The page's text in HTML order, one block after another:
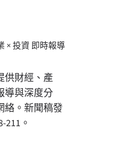
× 投資 即時報導
供財經、產
導與深度分
絡。新聞稿發
211。